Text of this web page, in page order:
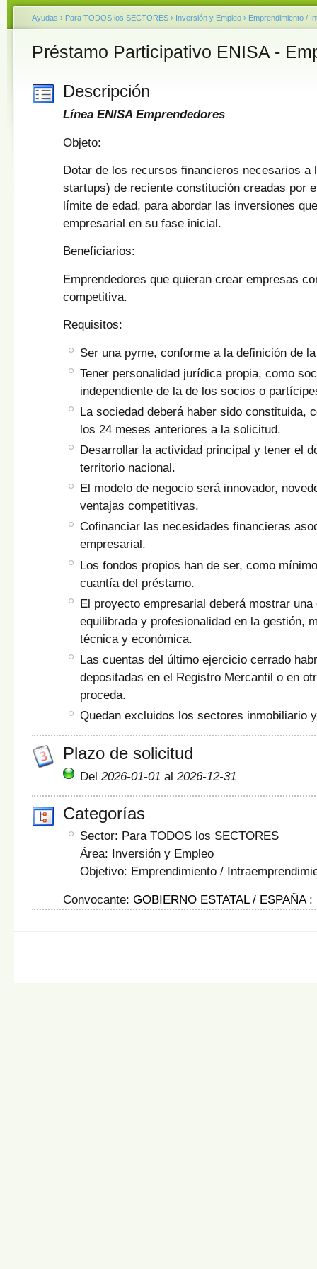
Ayudas › Para TODOS los SECTORES › Inversión y Empleo › Emprendimiento /
Préstamo Participativo ENISA -
Descripción
Línea ENISA Emprendedores
Objeto:
Dotar de los recursos financieros necesarios a
startups) de reciente constitución creadas por
límite de edad, para abordar las inversiones
empresarial en su fase inicial.
Beneficiarios:
Emprendedores que quieran crear empresas
competitiva.
Requisitos:
Ser una pyme, conforme a la definición de
Tener personalidad jurídica propia, como
independiente de la de los socios o
La sociedad deberá haber sido constituida,
los 24 meses anteriores a la solicitud.
Desarrollar la actividad principal y tener el
territorio nacional.
El modelo de negocio será innovador,
ventajas competitivas.
Cofinanciar las necesidades financieras
empresarial.
Los fondos propios han de ser, como
cuantía del préstamo.
El proyecto empresarial deberá mostrar
equilibrada y profesionalidad en la gestión,
técnica y económica.
Las cuentas del último ejercicio cerrado
depositadas en el Registro Mercantil o en
proceda.
Quedan excluidos los sectores inmobiliario
Plazo de solicitud
Del 2026-01-01 al 2026-12-31
Categorías
Sector: Para TODOS los SECTORES
Área: Inversión y Empleo
Objetivo: Emprendimiento /
Convocante: GOBIERNO ESTATAL / ESPAÑA: